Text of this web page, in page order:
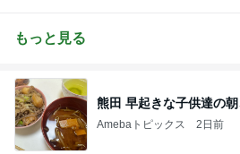
もっと見る
熊田 早起きな子供達の
Amebaトピックス 2日前